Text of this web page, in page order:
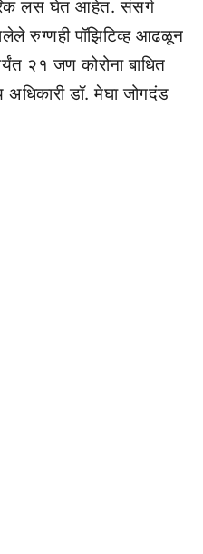
लस घेत आहेत. संसर्ग
रुग्णही पॉझिटिव्ह आढळून
२१ जण कोरोना बाधित
अधिकारी डॉ. मेघा जोगदंड